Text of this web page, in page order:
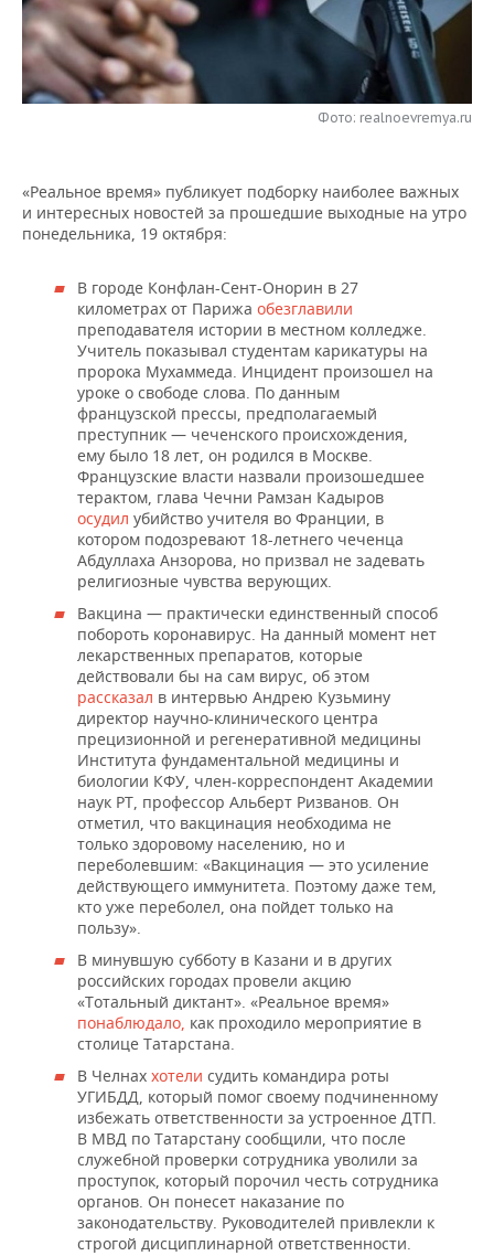
НЕФТЕХИМИЯ
НЕФТЬ
ОПК
РОЗНИЧНАЯ ТОРГОВЛЯ
ТРАНСПОРТ
НОВОСТИ ТЕХНОЛОГИЙ
IT
ТЕЛЕКОММУНИКАЦИИ
МЕРОПРИЯТИЯ
НОВОСТИ МЕРОПРИЯТИЙ
БИЗНЕС-БРАНЧИ
ONLINE-КОНФЕРЕНЦИИ
ОТКРЫТАЯ ЛЕКЦИЯ
СПОРТ
ФУТБОЛ
ХОККЕЙ
БАСКЕТБОЛ
ВОЛЕЙБОЛ
КИБЕРСПОРТ
ФИГУРНОЕ КАТАНИЕ
ВОДНЫЕ ВИДЫ СПОРТА
ХОККЕЙ С МЯЧОМ
НОВОСТИ ОБЩЕСТВА
ВЛАСТЬ
ИНФРАСТРУКТУРА
ИСТОРИЯ
КУЛЬТУРА
МЕДИЦИНА
ОБРАЗОВАНИЕ
ПРОИСШЕСТВИЯ
ФОТОГАЛЕРЕЯ
СЮЖЕТЫ
СПРАВОЧНИК
СПИСОК ПЕРСОН
СПИСОК КОМПАНИЙ
ПОЛНАЯ ВЕРСИЯ
Фото: realnoevremya.ru
«Реальное время» публикует подборку наиболее важных
и интересных новостей за прошедшие выходные на утро
понедельника, 19 октября:
В городе Конфлан-Сент-Онорин в 27
километрах от Парижа обезглавили
преподавателя истории в местном колледже.
Учитель показывал студентам карикатуры на
пророка Мухаммеда. Инцидент произошел на
уроке о свободе слова. По данным
французской прессы, предполагаемый
преступник — чеченского происхождения,
ему было 18 лет, он родился в Москве.
Французские власти назвали произошедшее
терактом, глава Чечни Рамзан Кадыров
осудил убийство учителя во Франции, в
котором подозревают 18-летнего чеченца
Абдуллаха Анзорова, но призвал не задевать
религиозные чувства верующих.
Вакцина — практически единственный способ
побороть коронавирус. На данный момент нет
лекарственных препаратов, которые
действовали бы на сам вирус, об этом
рассказал в интервью Андрею Кузьмину
директор научно-клинического центра
прецизионной и регенеративной медицины
Института фундаментальной медицины и
биологии КФУ, член-корреспондент Академии
наук РТ, профессор Альберт Ризванов. Он
отметил, что вакцинация необходима не
только здоровому населению, но и
переболевшим: «Вакцинация — это усиление
действующего иммунитета. Поэтому даже тем,
кто уже переболел, она пойдет только на
пользу».
В минувшую субботу в Казани и в других
российских городах провели акцию
«Тотальный диктант». «Реальное время»
понаблюдало, как проходило мероприятие в
столице Татарстана.
В Челнах хотели судить командира роты
УГИБДД, который помог своему подчиненному
избежать ответственности за устроенное ДТП.
В МВД по Татарстану сообщили, что после
служебной проверки сотрудника уволили за
проступок, который порочил честь сотрудника
органов. Он понесет наказание по
законодательству. Руководителей привлекли к
строгой дисциплинарной ответственности.